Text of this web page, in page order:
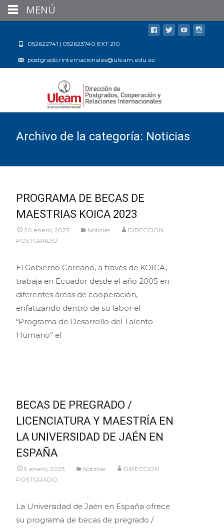
052622741 | 052623740 EXT 210
postgrado.rinternacionales@uleam.edu.ec
Archivo de la categoría: Noticias
PROGRAMA DE BECAS DE
MAESTRIAS KOICA 2023
20 enero, 2023 Noticias
DIRECCION
POSTGRADO
El Gobierno Coreano, a través de KOICA,
trabaja en Ecuador desde el año 2005 en
diferentes áreas de cooperación,
enfatizando dentro de su labor el
“Programa de Desarrollo del Talento
Humano” el
BECAS DE PREGRADO /
LICENCIATURA Y MAESTRÍA EN
LA UNIVERSIDAD DE JAÉN EN
ESPAÑA
9 enero, 2023 Noticias
DIRECCION
POSTGRADO
La Universidad de Jaén en España ofrece
su programa de becas de pregrado /
MENÚ